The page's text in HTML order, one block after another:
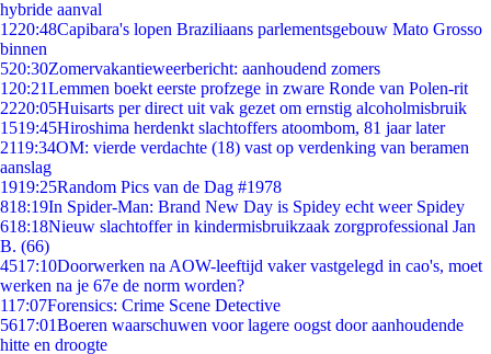
hybride aanval
1220:48Capibara's lopen Braziliaans parlementsgebouw Mato Grosso
binnen
520:30Zomervakantieweerbericht: aanhoudend zomers
1 20:21Lemmen boekt eerste profzege in zware Ronde van Polen-rit
2220:05Huisarts per direct uit vak gezet om ernstig alcoholmisbruik
1519:45Hiroshima herdenkt slachtoffers atoombom, 81 jaar later
2119:34OM: vierde verdachte (18) vast op verdenking van beramen
aanslag
1919:25Random Pics van de Dag #1978
818:19In Spider-Man: Brand New Day is Spidey echt weer Spidey
618:18Nieuw slachtoffer in kindermisbruikzaak zorgprofessional Jan
B. (66)
4517:10Doorwerken na AOW-leeftijd vaker vastgelegd in cao's, moet
werken na je 67e de norm worden?
117:07Forensics: Crime Scene Detective
5617:01Boeren waarschuwen voor lagere oogst door aanhoudende
hitte en droogte